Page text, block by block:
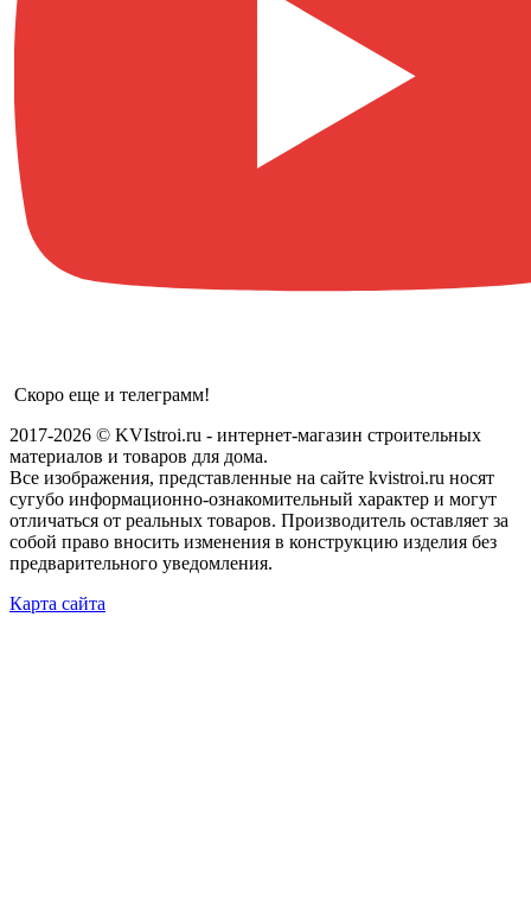
Скоро еще и телеграмм!
2017-2026 © KVIstroi.ru - интернет-магазин строительных
материалов и товаров для дома.
Все изображения, представленные на сайте kvistroi.ru носят
сугубо информационно-ознакомительный характер и могут
отличаться от реальных товаров. Производитель оставляет за
собой право вносить изменения в конструкцию изделия без
предварительного уведомления.
Карта сайта